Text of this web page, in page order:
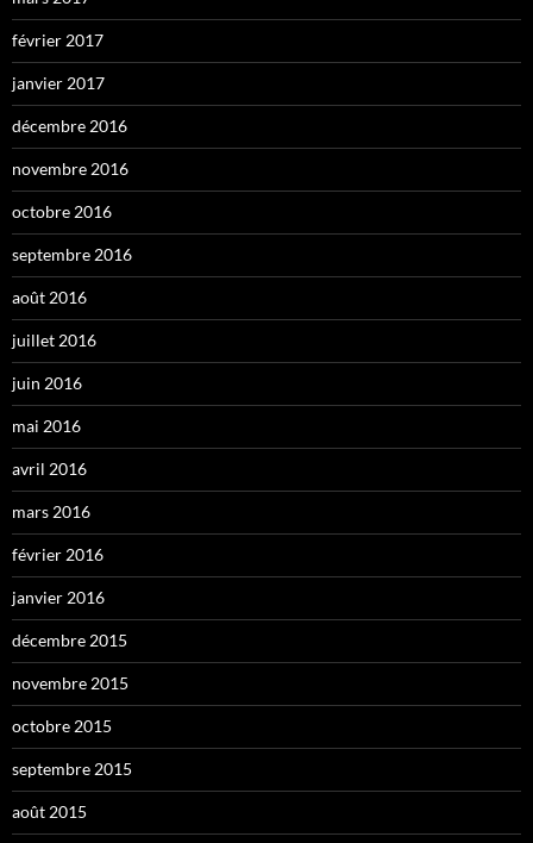
février 2017
janvier 2017
décembre 2016
novembre 2016
octobre 2016
septembre 2016
août 2016
juillet 2016
juin 2016
mai 2016
avril 2016
mars 2016
février 2016
janvier 2016
décembre 2015
novembre 2015
octobre 2015
septembre 2015
août 2015